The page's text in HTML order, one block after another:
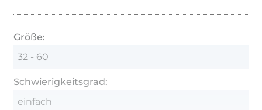
Ausdrucken
Schnittmuster Größe 32 – 60 in A0 und A1 zum
Größe:
32 - 60
Schwierigkeitsgrad:
einfach